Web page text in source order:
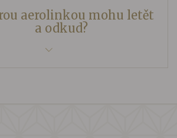
aerolinkou mohu letět
a odkud?